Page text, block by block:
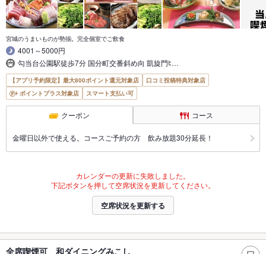
宮城のうまいものが勢揃。完全個室でご飲食
4001～5000円
勾当台公園駅徒歩7分 国分町交番斜め向 凱旋門ﾋ…
【アプリ予約限定】最大800ポイント還元対象店
口コミ投稿特典対象店
ポイントプラス対象店
スマート支払い可
クーポン コース
金曜日以外で使える。コースご予約の方 飲み放題30分延長！
カレンダーの更新に失敗しました。
下記ボタンを押して空席状況を更新してください。
空席状況を更新する
全席喫煙可 和ダイニングみこし